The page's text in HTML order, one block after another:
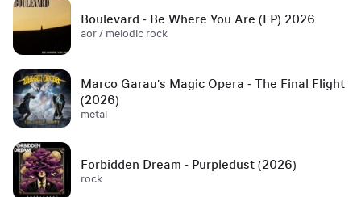
Boulevard - Be Where You Are (EP) 2026
aor / melodic rock
Marco Garau's Magic Opera - The Final Flight
(2026)
metal
Forbidden Dream - Purpledust (2026)
rock